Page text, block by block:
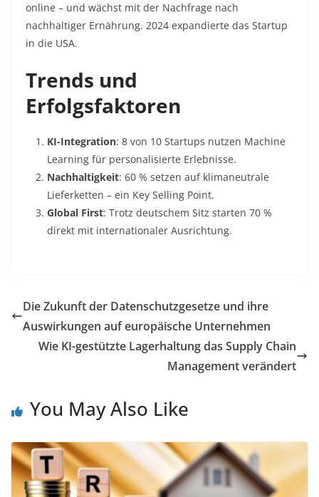
online – und wächst mit der Nachfrage nach
nachhaltiger Ernährung. 2024 expandierte das Startup
in die USA.
Trends und
Erfolgsfaktoren
KI-Integration: 8 von 10 Startups nutzen Machine
Learning für personalisierte Erlebnisse.
Nachhaltigkeit: 60 % setzen auf klimaneutrale
Lieferketten – ein Key Selling Point.
Global First: Trotz deutschem Sitz starten 70 %
direkt mit internationaler Ausrichtung.
Die Zukunft der Datenschutzgesetze und ihre
Auswirkungen auf europäische Unternehmen
Wie KI-gestützte Lagerhaltung das Supply Chain
Management verändert
You May Also Like